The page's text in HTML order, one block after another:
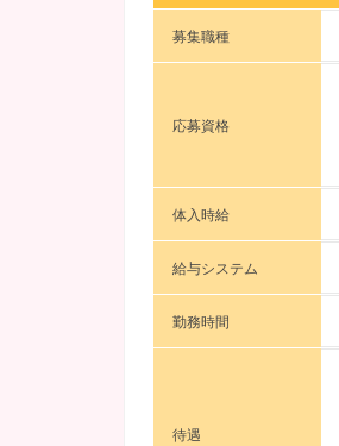
募集職種
応募資格
体入時給
給与システム
勤務時間
待遇